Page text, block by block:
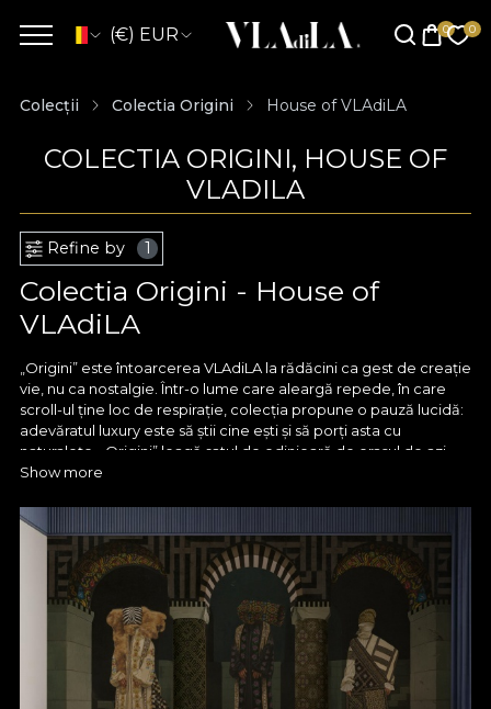
(€) EUR
Colecții Colectia Origini House of VLAdiLA
COLECTIA ORIGINI, HOUSE OF
VLADILA
Refine by 1
Colectia Origini - House of
VLAdiLA
„Origini” este întoarcerea VLAdiLA la rădăcini ca gest de creație
vie, nu ca nostalgie. Într-o lume care aleargă repede, în care
scroll-ul ține loc de respirație, colecția propune o pauză lucidă:
adevăratul luxury este să știi cine ești și să porți asta cu
naturalețe. „Origini” leagă satul de odinioară de orașul de azi
într-un singur fir coerent – identitatea ta. Nu idealizăm trecutul
și un ochi contemporan.
Inspirația vine din portul popular românesc și din universul
meșteșugurilor vechi: ii cusute cu răbdare, textile ritualice,
covoare de casă, fote și catrințe, motive geometrice și florale
care au spus povești, au ținut loc de amuletă și de apartenență.
În „Origini”, aceste repere sunt filtrate prin artă modernă și
transformate într-un limbaj vizual curat, expresiv, plin de aer.
Motivele cusute altădată devin tușe grafice îndrăznețe, ritmuri
lineare și compoziții aproape arhitecturale. Bordurile
Show more